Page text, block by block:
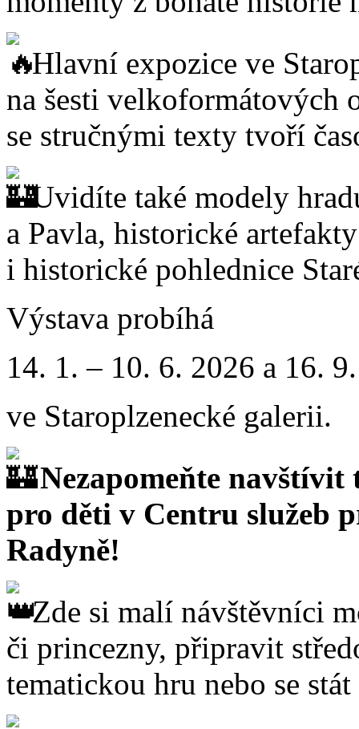
Hlavní expozice ve
na šesti velkoformátových
se stručnými texty tvoří
Uvidíte také modely
a Pavla, historické
i historické pohlednice
Výstava probíhá
14. 1. – 10. 6. 2026 a 16.
ve Staroplzenecké galerii.
Nezapomeňte
pro děti v Centru služeb
Radyně!
Zde si malí návštěvníci
či princezny, připravit
tematickou hru nebo se